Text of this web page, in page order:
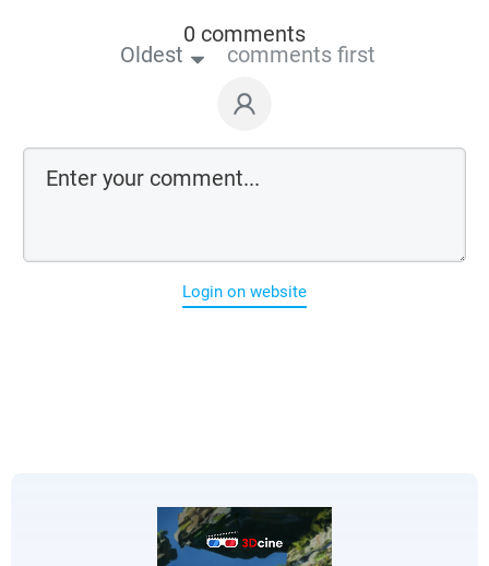
0 comments
Oldest comments first
Login on website